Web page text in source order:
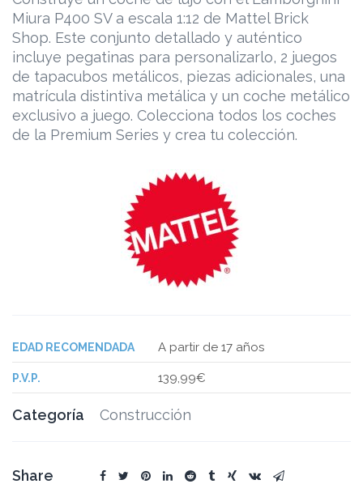
Miura P400 SV a escala 1:12 de Mattel Brick
Shop. Este conjunto detallado y auténtico
incluye pegatinas para personalizarlo, 2 juegos
de tapacubos metálicos, piezas adicionales, una
matrícula distintiva metálica y un coche metálico
exclusivo a juego. Colecciona todos los coches
de la Premium Series ​y crea tu colección.
EDAD RECOMENDADA A partir de 17 años
P.V.P. 139,99€
Categoría Construcción
Share